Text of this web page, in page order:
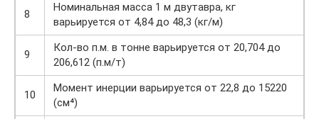
8
Номинальная масса 1 м двутавра, кг
варьируется от 4,84 до 48,3 (кг/м)
9
Кол-во п.м. в тонне варьируется от 20,704 до
206,612 (п.м/т)
10
Момент инерции варьируется от 22,8 до 15220
(см⁴)